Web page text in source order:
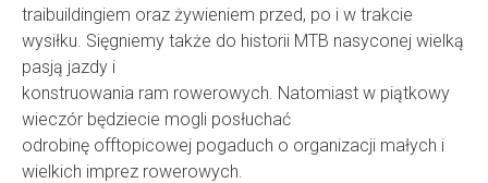
traibuildingiem oraz żywieniem przed, po i w trakcie
wysiłku. Sięgniemy także do historii MTB nasyconej wielką
pasją jazdy i
konstruowania ram rowerowych. Natomiast w piątkowy
wieczór będziecie mogli posłuchać
odrobinę offtopicowej pogaduch o organizacji małych i
wielkich imprez rowerowych.